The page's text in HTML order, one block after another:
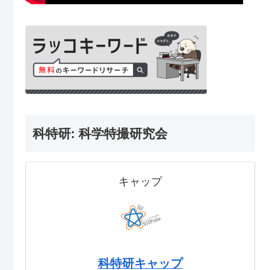
科特研: 科学特撮研究会
キャップ
科特研キャップ